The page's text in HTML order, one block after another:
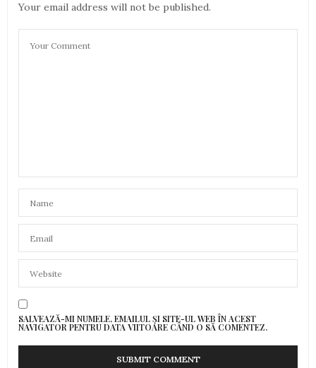
Your email address will not be published.
SALVEAZĂ-MI NUMELE, EMAILUL ȘI SITE-UL WEB ÎN ACEST
NAVIGATOR PENTRU DATA VIITOARE CÂND O SĂ COMENTEZ.